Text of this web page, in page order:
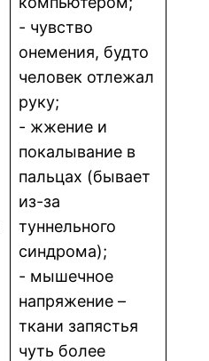
- чувство
онемения, будто
человек отлежал
руку;
- жжение и
покалывание в
пальцах (бывает
из-за
туннельного
синдрома);
- мышечное
напряжение –
ткани запястья
чуть более